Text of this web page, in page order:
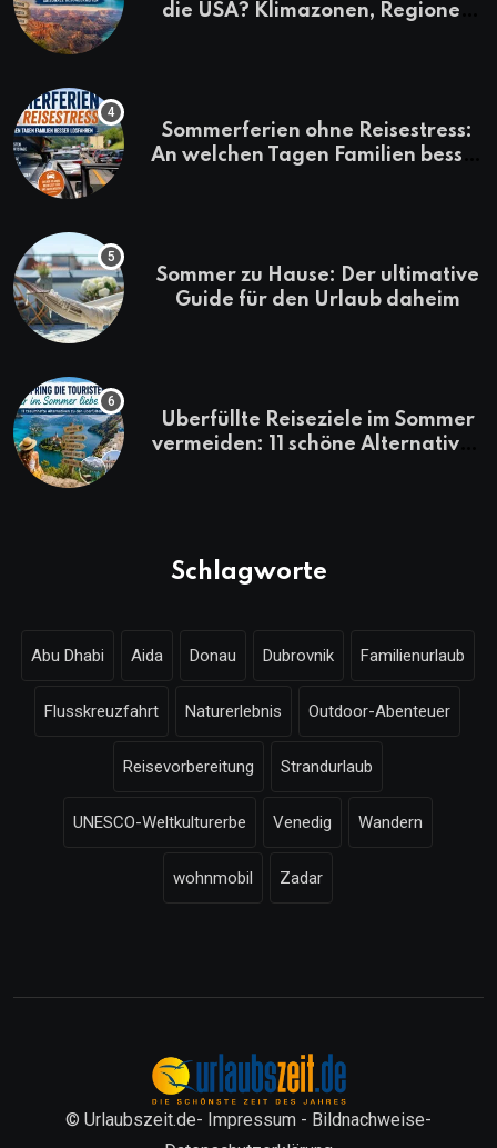
die USA? Klimazonen, Regionen
Sommerferien ohne Reisestress:
An welchen Tagen Familien besser
Sommer zu Hause: Der ultimative
Guide für den Urlaub daheim
Überfüllte Reiseziele im Sommer
vermeiden: 11 schöne Alternativen
Schlagworte
Abu Dhabi Aida Donau Dubrovnik Familienurlaub
Flusskreuzfahrt Naturerlebnis Outdoor-Abenteuer
Reisevorbereitung Strandurlaub
UNESCO-Weltkulturerbe Venedig Wandern
wohnmobil Zadar
© Urlaubszeit.de- Impressum - Bildnachweise-